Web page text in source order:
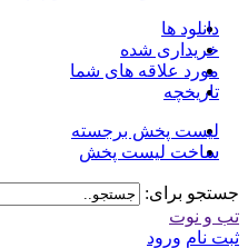
دانلود ها
خریداری شده
مورد علاقه های شما
تاریخچه
لیست پخش برجسته
ساخت لیست پخش
جستجو برای:
تب و نوت
ثبت نام ورود